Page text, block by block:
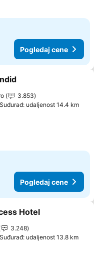
Pogledaj cene
u favorite
3.853
udaljenost 14.4 km
Pogledaj cene
u favorite
Hotel
3.248
udaljenost 13.8 km